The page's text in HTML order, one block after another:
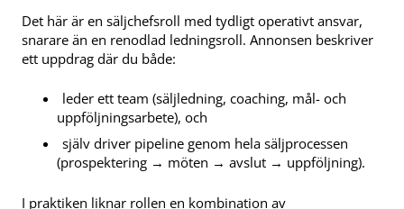
Det här är en säljchefsroll med tydligt operativt ansvar,
snarare än en renodlad ledningsroll. Annonsen beskriver
ett uppdrag där du både:
leder ett team (säljledning, coaching, mål- och
uppföljningsarbete), och
själv driver pipeline genom hela säljprocessen
(prospektering → möten → avslut → uppföljning).
I praktiken liknar rollen en kombination av